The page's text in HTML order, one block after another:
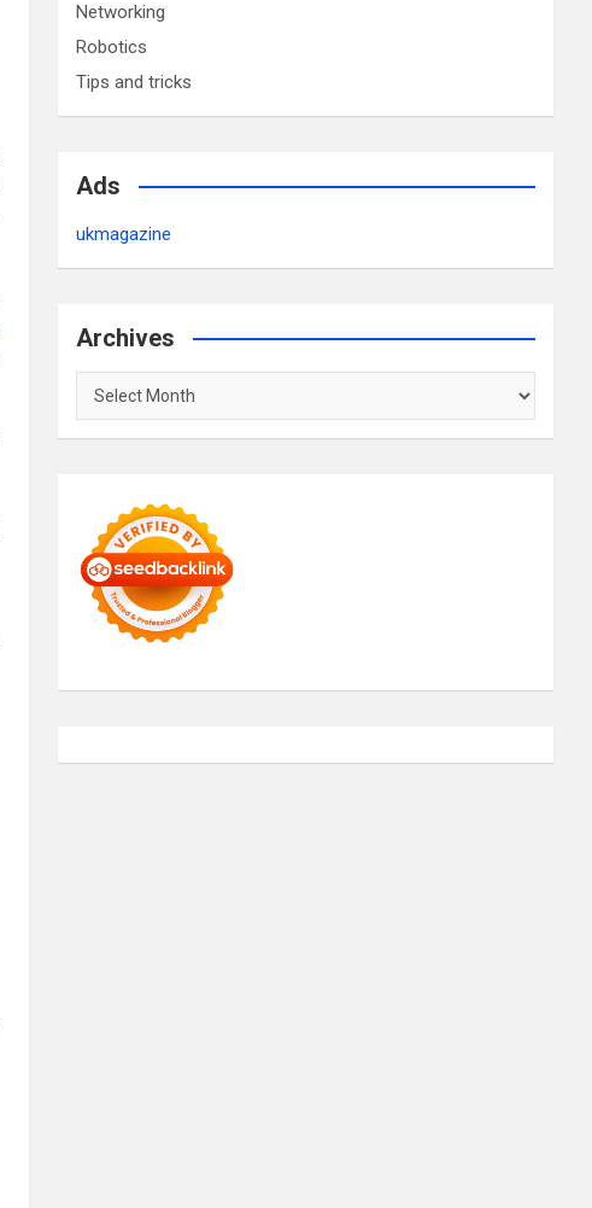
Networking
Robotics
Tips and tricks
Ads
ukmagazine
Archives
Archives